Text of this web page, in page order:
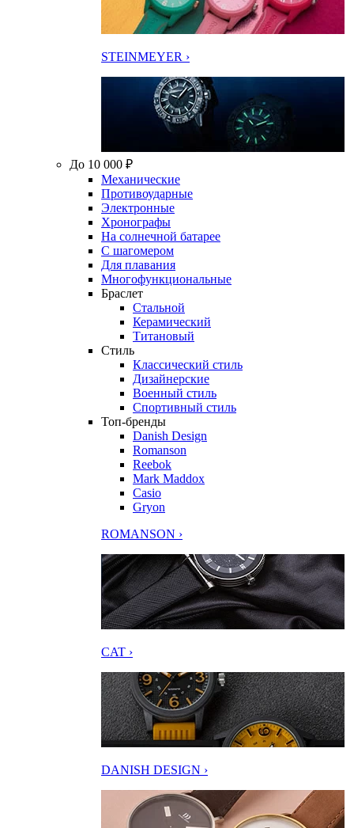
STEINMEYER ›
До 10 000 ₽
Механические
Противоударные
Электронные
Хронографы
На солнечной батарее
С шагомером
Для плавания
Многофункциональные
Браслет
Стальной
Керамический
Титановый
Стиль
Классический стиль
Дизайнерские
Военный стиль
Спортивный стиль
Топ-бренды
Danish Design
Romanson
Reebok
Mark Maddox
Casio
Gryon
ROMANSON ›
CAT ›
DANISH DESIGN ›